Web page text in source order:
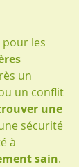
les
un
un conflit
une
sécurité
à
sain.